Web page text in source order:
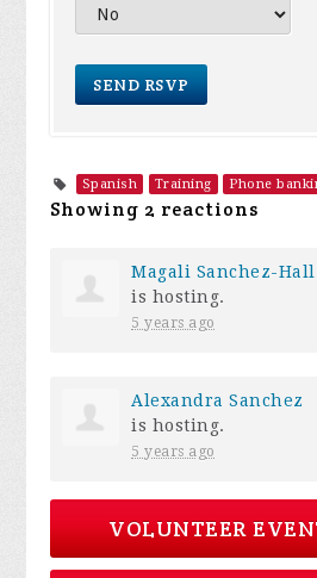
Spanish Training Phone
Showing 2 reactions
Magali Sanchez-Hall
is hosting.
5 years ago
Alexandra Sanchez
is hosting.
5 years ago
VOLUNTEER